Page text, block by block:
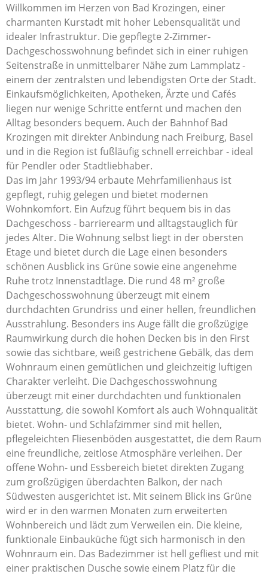
Willkommen im Herzen von Bad Krozingen, einer
charmanten Kurstadt mit hoher Lebensqualität und
idealer Infrastruktur. Die gepflegte 2-Zimmer-
Dachgeschosswohnung befindet sich in einer ruhigen
Seitenstraße in unmittelbarer Nähe zum Lammplatz -
einem der zentralsten und lebendigsten Orte der Stadt.
Einkaufsmöglichkeiten, Apotheken, Ärzte und Cafés
liegen nur wenige Schritte entfernt und machen den
Alltag besonders bequem. Auch der Bahnhof Bad
Krozingen mit direkter Anbindung nach Freiburg, Basel
und in die Region ist fußläufig schnell erreichbar - ideal
für Pendler oder Stadtliebhaber.
Das im Jahr 1993/94 erbaute Mehrfamilienhaus ist
gepflegt, ruhig gelegen und bietet modernen
Wohnkomfort. Ein Aufzug führt bequem bis in das
Dachgeschoss - barrierearm und alltagstauglich für
jedes Alter. Die Wohnung selbst liegt in der obersten
Etage und bietet durch die Lage einen besonders
schönen Ausblick ins Grüne sowie eine angenehme
Ruhe trotz Innenstadtlage. Die rund 48 m² große
Dachgeschosswohnung überzeugt mit einem
durchdachten Grundriss und einer hellen, freundlichen
Ausstrahlung. Besonders ins Auge fällt die großzügige
Raumwirkung durch die hohen Decken bis in den First
sowie das sichtbare, weiß gestrichene Gebälk, das dem
Wohnraum einen gemütlichen und gleichzeitig luftigen
Charakter verleiht. Die Dachgeschosswohnung
überzeugt mit einer durchdachten und funktionalen
Ausstattung, die sowohl Komfort als auch Wohnqualität
bietet. Wohn- und Schlafzimmer sind mit hellen,
pflegeleichten Fliesenböden ausgestattet, die dem Raum
eine freundliche, zeitlose Atmosphäre verleihen. Der
offene Wohn- und Essbereich bietet direkten Zugang
zum großzügigen überdachten Balkon, der nach
Südwesten ausgerichtet ist. Mit seinem Blick ins Grüne
wird er in den warmen Monaten zum erweiterten
Wohnbereich und lädt zum Verweilen ein. Die kleine,
funktionale Einbauküche fügt sich harmonisch in den
Wohnraum ein. Das Badezimmer ist hell gefliest und mit
einer praktischen Dusche sowie einem Platz für die